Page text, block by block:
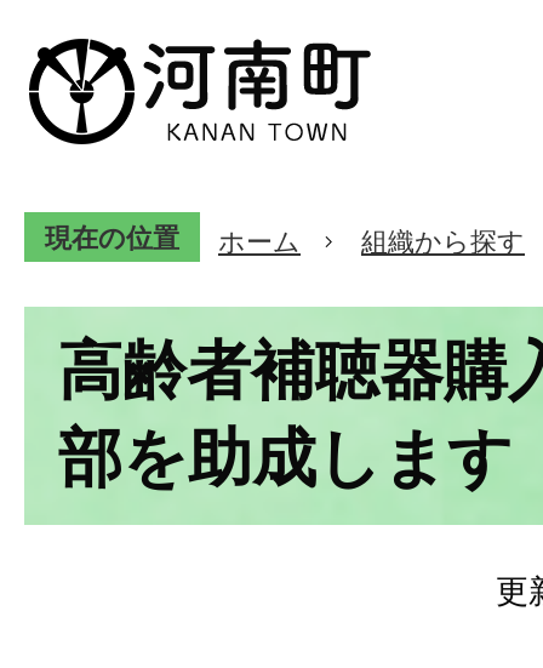
現在の位置 ホーム 組織から探す
高齢者補聴器購
部を助成します
更